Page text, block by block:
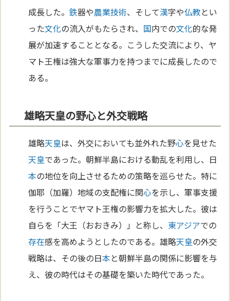
成長した。鉄器や農業技術、そして漢字や仏教とい
った文化の流入がもたらされ、 国内での文化的な発
展が加速することとなる。こうした交流により、ヤ
マト王権は強大な軍事力を持つまでに成長したので
ある。
雄略天皇の野心と外交戦略
雄略天皇は、外交においても並外れた野心を見せた
天皇であった。朝鮮半島における動乱を利用し、日
本の地位を向上させるための策略を巡らせた。特に
伽耶（加羅）地域の支配権に関心を示し、軍事支援
を行うことでヤマト王権の影響力を拡大した。彼は
自らを「大王（おおきみ）」と称し、 東アジアでの
存在感を高めようとしたのである。雄略天皇の外交
戦略は、その後の日本と朝鮮半島の関係に影響を与
え、彼の時代はその基礎を築いた時代であった。